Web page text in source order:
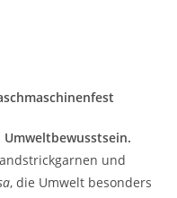
und
, die Umwelt besonders